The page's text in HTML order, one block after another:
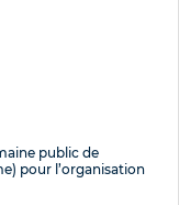
public de
pour l’organisation